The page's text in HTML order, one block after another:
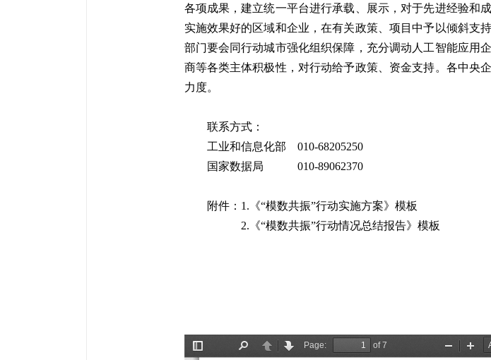
各项成果，建立统一平台进行承载、展示，对于先进经验和
实施效果好的区域和企业，在有关政策、项目中予以倾斜支
部门要会同行动城市强化组织保障，充分调动人工智能应用
商等各类主体积极性，对行动给予政策、资金支持。各中央
力度。
联系方式：
工业和信息化部 010-68205250
国家数据局 010-89062370
附件：1.《“模数共振”行动实施方案》模板
2.《“模数共振”行动情况总结报告》模板